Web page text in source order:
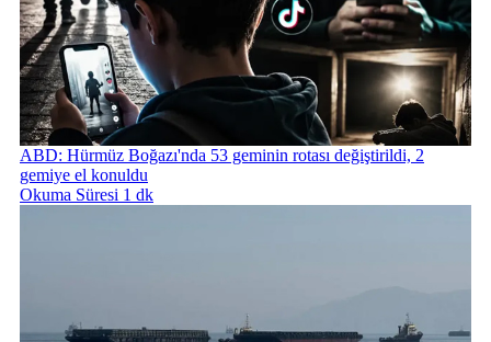
ABD: Hürmüz Boğazı'nda 53 geminin rotası değiştirildi, 2
gemiye el konuldu
Okuma Süresi 1 dk